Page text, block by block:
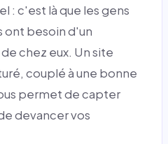
: c'est là que les gens
ont besoin d'un
chez eux. Un site
couplé à une bonne
permet de capter
devancer vos